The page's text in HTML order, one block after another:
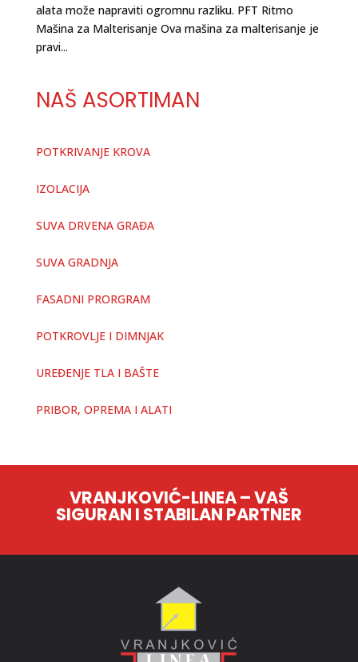
alata može napraviti ogromnu razliku. PFT Ritmo
Mašina za Malterisanje Ova mašina za malterisanje je
pravi...
NAŠ ASORTIMAN
POTKRIVANJE KROVA
IZOLACIJA
SUVA DRVENA GRAĐA
SUVA GRADNJA
FASADNI PRORGRAM
POTKROVLJE I DIMNJAK
UREĐENJE TLA I BAŠTE
PRIBOR, OPREMA I ALATI
VRANJKOVIĆ-LINEA – VAŠ
SIGURAN I STABILAN PARTNER